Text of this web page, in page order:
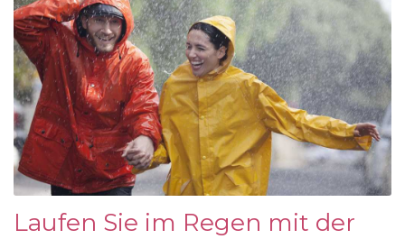
Laufen Sie im Regen mit der